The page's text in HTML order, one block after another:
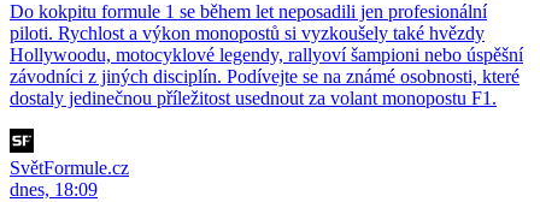
Do kokpitu formule 1 se během let neposadili jen profesionální
piloti. Rychlost a výkon monopostů si vyzkoušely také hvězdy
Hollywoodu, motocyklové legendy, rallyoví šampioni nebo úspěšní
závodníci z jiných disciplín. Podívejte se na známé osobnosti, které
dostaly jedinečnou příležitost usednout za volant monopostu F1.
SvětFormule.cz
dnes, 18:09